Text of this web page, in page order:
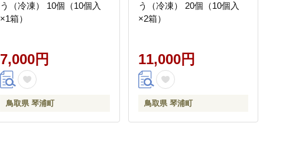
う（冷凍） 10個（10個入
×1箱）
7,000円
鳥取県 琴浦町
う（冷凍） 20個（10個入
×2箱）
11,000円
鳥取県 琴浦町